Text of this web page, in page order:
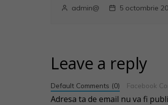
admin@ 5 octombrie
Leave a reply
Default Comments (0) Facebook
Adresa ta de email nu va fi